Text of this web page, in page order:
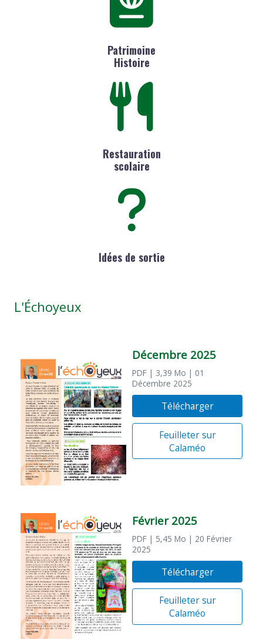
Patrimoine
Histoire
Restauration
scolaire
Idées de sortie
L'Échoyeux
Décembre 2025
PDF | 3,39 Mo | 01
Décembre 2025
Télécharger
Feuilleter sur
Calaméo
Février 2025
PDF | 5,45 Mo | 20 Février
2025
Télécharger
Feuilleter sur
Calaméo